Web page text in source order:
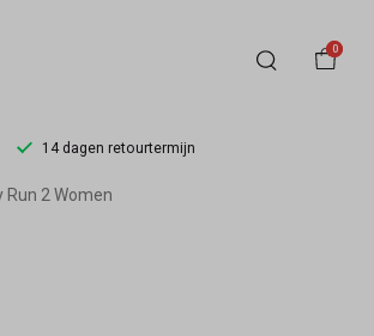
0
14 dagen retourtermijn
Run 2 Women